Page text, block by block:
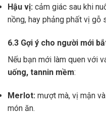
Hậu vị: cảm giác sau khi
nồng, hay phảng phất vị gỗ
6.3 Gợi ý cho người mới
Nếu bạn mới làm quen với
uống, tannin mềm:
Merlot: mượt mà, vị mận
món ăn.